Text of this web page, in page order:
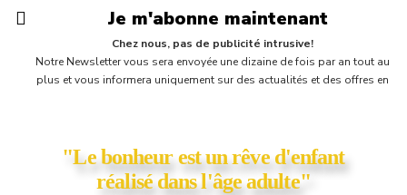
Je m'abonne maintenant
Chez nous, pas de publicité intrusive!
Notre Newsletter vous sera envoyée une dizaine de fois par an tout au
plus et vous informera uniquement sur des actualités et des offres en
"Le bonheur est un rêve d'enfant
réalisé dans l'âge adulte"